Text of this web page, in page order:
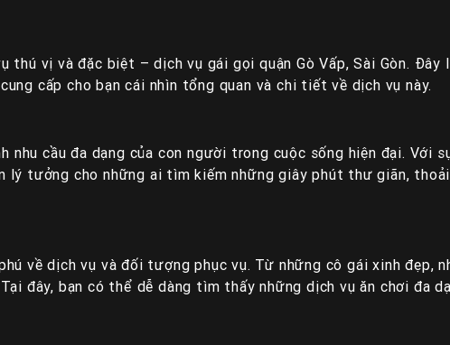
thú vị và đặc biệt – dịch vụ gái gọi quận Gò Vấp, Sài Gòn. Đây
cấp cho bạn cái nhìn tổng quan và chi tiết về dịch vụ này.
nhu cầu đa dạng của con người trong cuộc sống hiện đại. Với
lý tưởng cho những ai tìm kiếm những giây phút thư giãn,
về dịch vụ và đối tượng phục vụ. Từ những cô gái xinh đẹp,
đây, bạn có thể dễ dàng tìm thấy những dịch vụ ăn chơi đa